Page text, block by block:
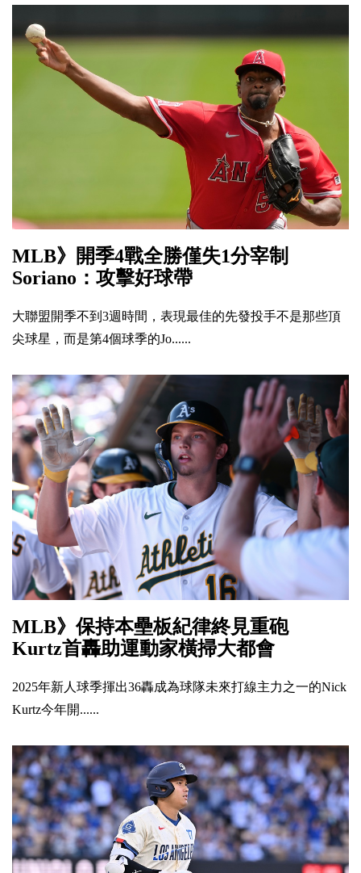
MLB》開季4戰全勝僅失1分宰制
Soriano：攻擊好球帶
大聯盟開季不到3週時間，表現最佳的先發投手不是那些頂
尖球星，而是第4個球季的Jo......
MLB》保持本壘板紀律終見重砲
Kurtz首轟助運動家橫掃大都會
2025年新人球季揮出36轟成為球隊未來打線主力之一的Nick
Kurtz今年開......